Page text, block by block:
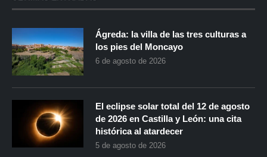
Ágreda: la villa de las tres culturas a
los pies del Moncayo
6 de agosto de 2026
El eclipse solar total del 12 de agosto
de 2026 en Castilla y León: una cita
histórica al atardecer
5 de agosto de 2026